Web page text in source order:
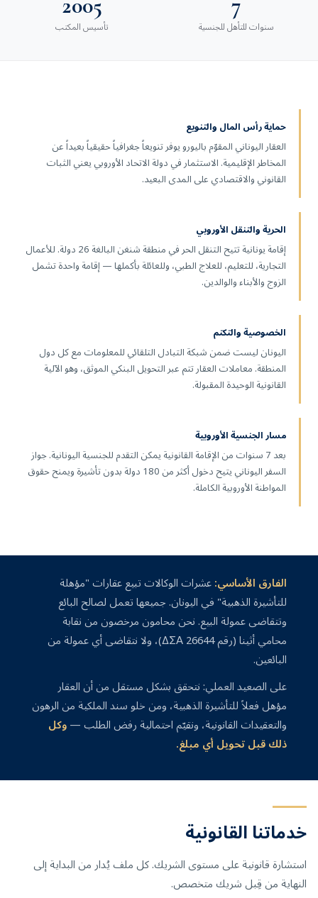
سنوات للتأهل للجنسية تأسيس المكتب
حماية رأس المال والتنويع
العقار اليوناني المقوّم باليورو يوفر تنويعاً جغرافياً حقيقياً بعيداً عن
المخاطر الإقليمية. الاستثمار في دولة الاتحاد الأوروبي يعني الثبات
القانوني والاقتصادي على المدى البعيد.
الحرية والتنقل الأوروبي
إقامة يونانية تتيح التنقل الحر في منطقة شنغن البالغة 26 دولة. للأعمال
التجارية، للتعليم، للعلاج الطبي، وللعائلة بأكملها — إقامة واحدة تشمل
الزوج والأبناء والوالدين.
الخصوصية والتكتم
اليونان ليست ضمن شبكة التبادل التلقائي للمعلومات مع كل دول
المنطقة. معاملات العقار تتم عبر التحويل البنكي الموثق، وهو الآلية
القانونية الوحيدة المقبولة.
مسار الجنسية الأوروبية
بعد 7 سنوات من الإقامة القانونية يمكن التقدم للجنسية اليونانية. جواز
السفر اليوناني يتيح دخول أكثر من 180 دولة بدون تأشيرة ويمنح حقوق
المواطنة الأوروبية الكاملة.
الفارق الأساسي:عشرات الوكالات تبيع عقارات "مؤهلة
للتأشيرة الذهبية" في اليونان. جميعها تعمل لصالح البائع
وتتقاضى عمولة البيع. نحن محامون مرخصون من نقابة
محامي أثينا (رقم ΔΣΑ 26644)، ولا نتقاضى أي عمولة من
البائعين.
على الصعيد العملي: نتحقق بشكل مستقل من أن العقار
مؤهل فعلاً للتأشيرة الذهبية، ومن خلو سند الملكية من الرهون
والتعقيدات القانونية، ونقيّم احتمالية رفض الطلب —وكل
ذلك قبل تحويل أي مبلغ.
خدماتنا القانونية
استشارة قانونية على مستوى الشريك. كل ملف يُدار من البداية إلى
النهاية من قِبل شريك متخصص.